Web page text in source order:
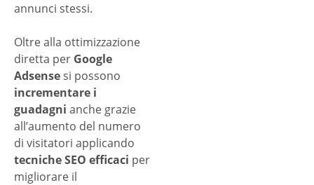
annunci stessi.
Oltre alla ottimizzazione
diretta per Google
Adsensesi possono
incrementare i
guadagni anche grazie
all’aumento del numero
di visitatori applicando
tecniche SEO efficaci per
migliorare il